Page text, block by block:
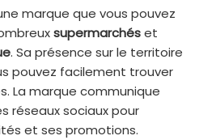
une marque que vous pouvez
supermarchéset
. Sa présence sur le territoire
pouvez facilement trouver
La marque communique
réseaux sociaux pour
et ses promotions.